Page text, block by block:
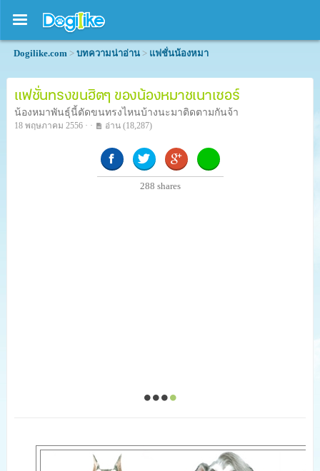
Dogilike.com > บทความน่าอ่าน > แฟชั่นน้องหมา
แฟชั่นทรงขนฮิตๆ ของน้องหมาชเนาเซอร์
น้องหมาพันธุ์นี้ตัดขนทรงไหนบ้างนะมาติดตามกันจ้า
18 พฤษภาคม 2556 · · อ่าน (18,287)
288 shares